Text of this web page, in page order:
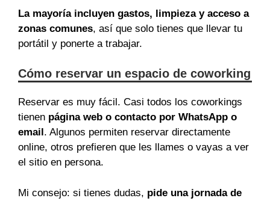
La mayoría incluyen gastos, limpieza y acceso a
zonas comunes, así que solo tienes que llevar tu
portátil y ponerte a trabajar.
Cómo reservar un espacio de coworking
Reservar es muy fácil. Casi todos los coworkings
tienen página web o contacto por WhatsApp o
email . Algunos permiten reservar directamente
online, otros prefieren que les llames o vayas a ver
el sitio en persona.
Mi consejo: si tienes dudas, pide una jornada de